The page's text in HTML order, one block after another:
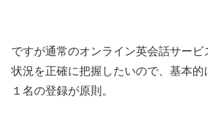
ですが通常のオンライン英会話サービ
状況を正確に把握したいので、基本的
１名の登録が原則。